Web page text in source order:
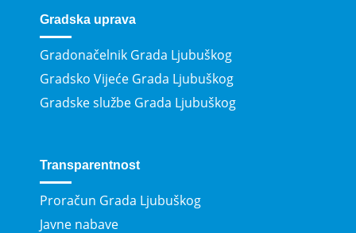
Gradska uprava
Gradonačelnik Grada Ljubuškog
Gradsko Vijeće Grada Ljubuškog
Gradske službe Grada Ljubuškog
Transparentnost
Proračun Grada Ljubuškog
Javne nabave